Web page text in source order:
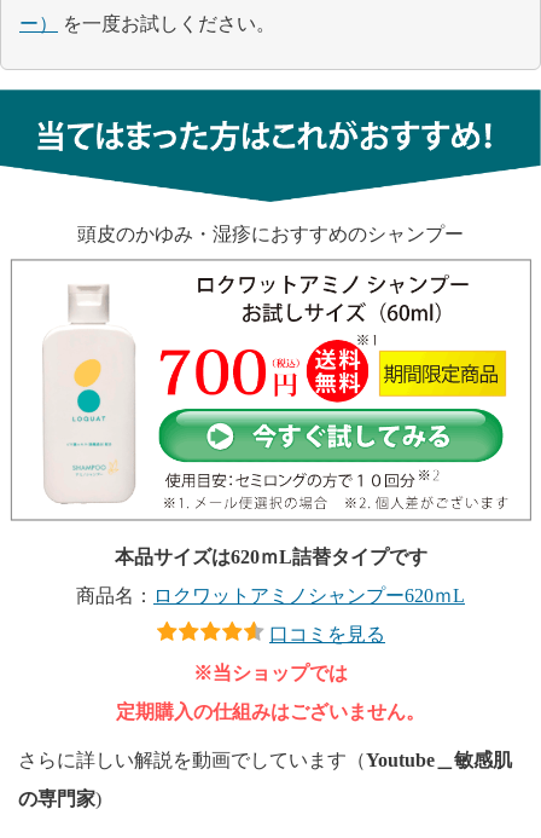
ー） を一度お試しください。
頭皮のかゆみ・湿疹におすすめのシャンプー
本品サイズは620ｍL詰替タイプです
商品名： ロクワットアミノシャンプー620ｍL
口コミを見る
※当ショップでは
定期購入の仕組みはございません。
さらに詳しい解説を動画でしています（Youtube＿敏感肌
の専門家)